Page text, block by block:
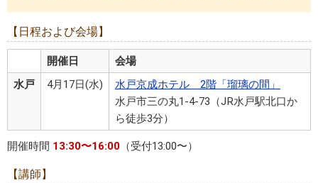
【日程および会場】
開催日
会場
水戸
4月17日(水)
水戸京成ホテル 2階「瑠璃の間」
水戸市三の丸1-4-73（JR水戸駅北口か
ら徒歩3分）
開催時間 13:30〜16:00 （受付13:00〜）
【講師】